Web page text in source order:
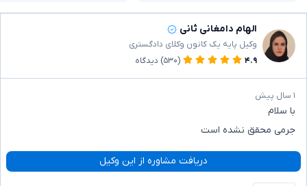
الهام دامغانی ثانی
وکیل پایه یک کانون وکلای دادگستری
۴.۹
(۵۳۰) دیدگاه
۱ سال پیش
با سلام
جرمی محقق نشده است
دریافت مشاوره از این وکیل